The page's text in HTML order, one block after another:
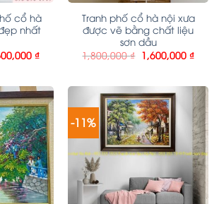
cổ hà
nhất
₫
Tranh phố cổ hà nội xưa
được vẽ bằng chất liệu
sơn dầu
1,800,000₫ 1,600,000 ₫
-11%